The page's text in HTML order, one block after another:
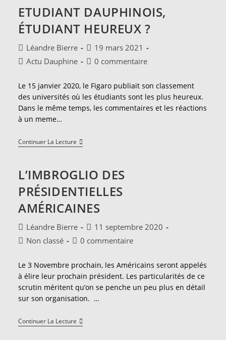
ETUDIANT DAUPHINOIS,
ÉTUDIANT HEUREUX ?
Auteur/autrice
de
Léandre Bierre
Publication
publiée :
19 mars 2021
PostActu Dauphine
Commentaires
la
publication :
0 commentaire
Le 15 janvier 2020, le Figaro publiait son classement
des universités où les étudiants sont les plus heureux.
Dans le même temps, les commentaires et les réactions
à un meme…
Continuer La LectureEtudiant
Dauphinois,
?
L’IMBROGLIO DES
PRÉSIDENTIELLES
AMÉRICAINES
Auteur/autrice
de
Léandre Bierre
Publication
11 septembre 2020
PostNon classé
Commentaires
publication :
0 commentaire
Le 3 Novembre prochain, les Américains seront appelés
à élire leur prochain président. Les particularités de ce
scrutin méritent qu’on se penche un peu plus en détail
sur son organisation. …
Continuer La LectureL’imbroglio
Des